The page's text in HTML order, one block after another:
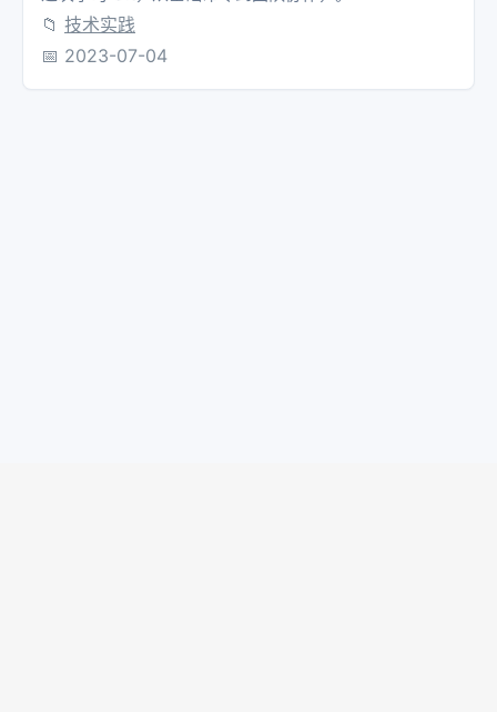
📁 技术实践
📅 2023-07-04